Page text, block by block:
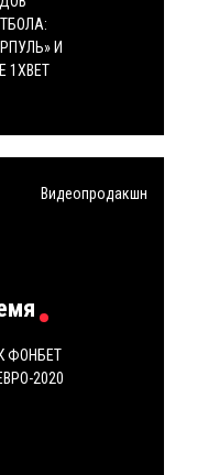
И
1XBET
ФОНБЕТ
2020
Видеопродакшн